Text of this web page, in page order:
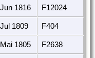
1816 F12024
1809 F404
1805 F2638